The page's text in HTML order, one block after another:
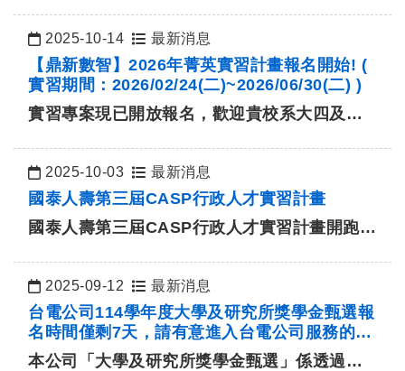
日期：
2025-10-14 最新消息
【鼎新數智】2026年菁英實習計畫報名開始! (
實習期間：2026/02/24(二)~2026/06/30(二) )
實習專案現已開放報名，歡迎貴校系大四及碩
日期：
2025-10-03 最新消息
國泰人壽第三屆CASP行政人才實習計畫
國泰人壽第三屆CASP行政人才實習計畫開跑
投遞時間：即日起至2025/10/…
日期：
2025-09-12 最新消息
台電公司114學年度大學及研究所獎學金甄選報
名時間僅剩7天，請有意進入台電公司服務的同
學踴躍報名
本公司「大學及研究所獎學金甄選」係透過在